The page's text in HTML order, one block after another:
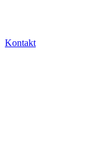
Kontakt